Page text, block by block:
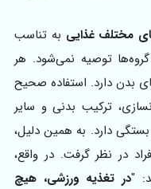
مختلف غذایی به تناسب
توصیه نمی‌شود. هر
بدن دارد. استفاده صحیح
ترکیب بدنی و سایر
دارد. به همین دلیل،
در نظر گرفت. در واقع،
"در تغذیه ورزشی، هیچ